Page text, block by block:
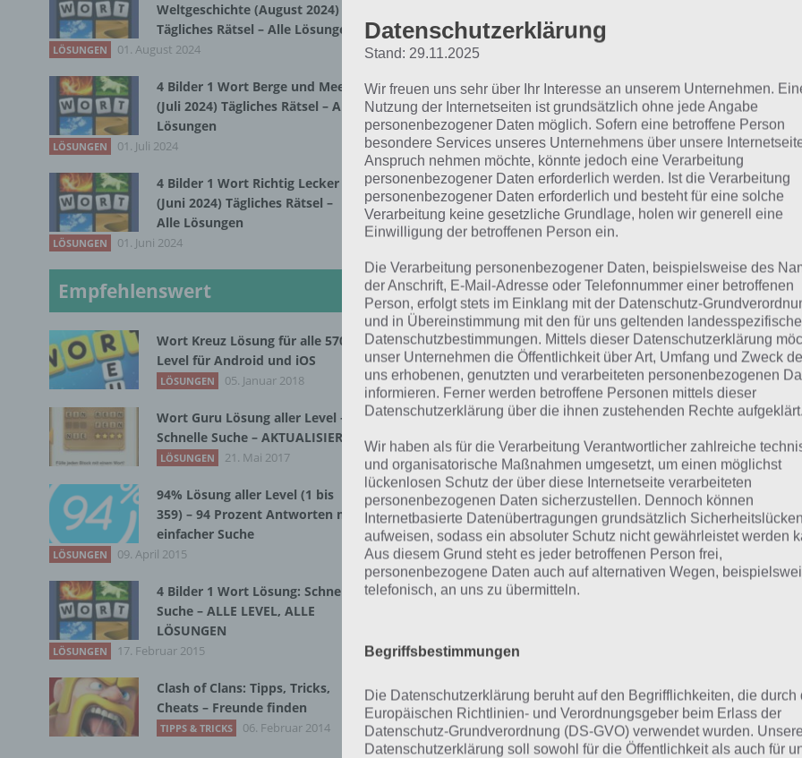
100 Inferno Escape Level
Lösung
Kommen wir nun zur angesprochenen Lösung von 100
12, 13, 14, 15, 16, 17, 18, 19, 20. Solltest du trotz unserer
weiterkommen, so melde dich einfach in den
entsprechend weiterzuhelfen. Hier zunächst eine Übersicht
diesem Artikel zu 100 Inferno Escape. Bei besonders
euch einen Screenshot bieten.
Level 11
Level 12
Level 13
Level 14
Level 15
Level 16
Level 17
Level 18
Level 20
100 Inferno Escape Level 11 Lösung
Weltgeschichte (August 2024)
Tägliches Rätsel – Alle Lösungen
LÖSUNGEN 01. August 2024
4 Bilder 1 Wort Berge und Meer
(Juli 2024) Tägliches Rätsel – Alle
Lösungen
LÖSUNGEN 01. Juli 2024
4 Bilder 1 Wort Richtig Lecker
(Juni 2024) Tägliches Rätsel –
Alle Lösungen
LÖSUNGEN 01. Juni 2024
Empfehlenswert
Wort Kreuz Lösung für alle 570
Level für Android und iOS
LÖSUNGEN 05. Januar 2018
Wort Guru Lösung aller Level –
Schnelle Suche – AKTUALISIERT
LÖSUNGEN 21. Mai 2017
94% Lösung aller Level (1 bis
359) – 94 Prozent Antworten mit
einfacher Suche
LÖSUNGEN 09. April 2015
4 Bilder 1 Wort Lösung: Schnelle
Suche – ALLE LEVEL, ALLE
LÖSUNGEN
LÖSUNGEN 17. Februar 2015
Clash of Clans: Tipps, Tricks,
Cheats – Freunde finden
TIPPS & TRICKS 06. Februar 2014
Datenschutzerklärung
Stand: 29.11.2025
Wir freuen uns sehr über Ihr Interesse an unserem Unternehmen.
Nutzung der Internetseiten ist grundsätzlich ohne jede Angabe
personenbezogener Daten möglich. Sofern eine betroffene Person
besondere Services unseres Unternehmens über unsere
Anspruch nehmen möchte, könnte jedoch eine Verarbeitung
personenbezogener Daten erforderlich werden. Ist die Verarbeitung
personenbezogener Daten erforderlich und besteht für eine solche
Verarbeitung keine gesetzliche Grundlage, holen wir generell eine
Einwilligung der betroffenen Person ein.
Die Verarbeitung personenbezogener Daten, beispielsweise des
der Anschrift, E-Mail-Adresse oder Telefonnummer einer betroffenen
Person, erfolgt stets im Einklang mit der Datenschutz-
und in Übereinstimmung mit den für uns geltenden
Datenschutzbestimmungen. Mittels dieser Datenschutzerklärung
unser Unternehmen die Öffentlichkeit über Art, Umfang und Zweck
uns erhobenen, genutzten und verarbeiteten personenbezogenen
informieren. Ferner werden betroffene Personen mittels dieser
Datenschutzerklärung über die ihnen zustehenden Rechte aufgeklärt.
Wir haben als für die Verarbeitung Verantwortlicher zahlreiche
und organisatorische Maßnahmen umgesetzt, um einen möglichst
lückenlosen Schutz der über diese Internetseite verarbeiteten
personenbezogenen Daten sicherzustellen. Dennoch können
Internetbasierte Datenübertragungen grundsätzlich Sicherheitslücken
aufweisen, sodass ein absoluter Schutz nicht gewährleistet werden
Aus diesem Grund steht es jeder betroffenen Person frei,
personenbezogene Daten auch auf alternativen Wegen,
telefonisch, an uns zu übermitteln.
Begriffsbestimmungen
Die Datenschutzerklärung beruht auf den Begrifflichkeiten, die durch
Europäischen Richtlinien- und Verordnungsgeber beim Erlass der
Datenschutz-Grundverordnung (DS-GVO) verwendet wurden. Unsere
Datenschutzerklärung soll sowohl für die Öffentlichkeit als auch für